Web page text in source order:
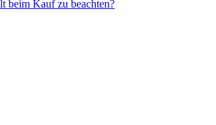
beim Kauf zu beachten?